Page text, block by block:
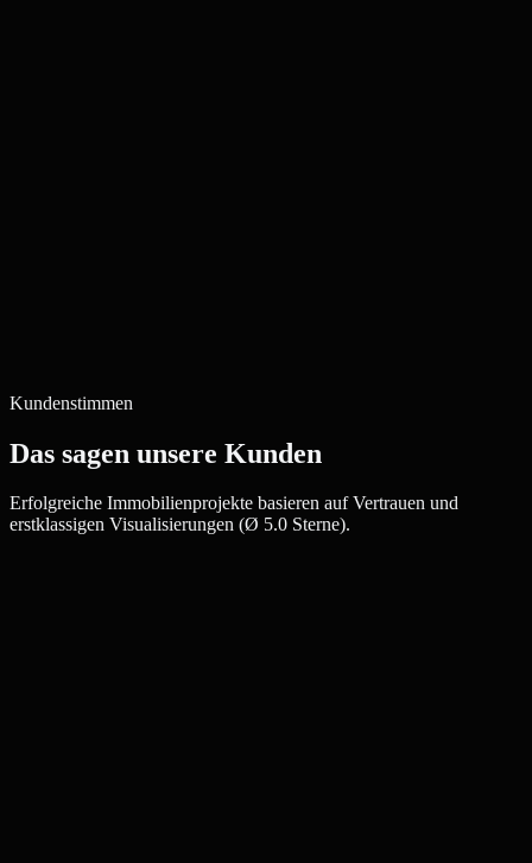
Kundenstimmen
Das sagen unsere Kunden
Erfolgreiche Immobilienprojekte basieren auf Vertrauen und
erstklassigen Visualisierungen (Ø 5.0 Sterne).